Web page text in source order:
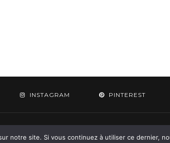
INSTAGRAM PINTEREST
notre site. Si vous continuez à utiliser ce dernier,